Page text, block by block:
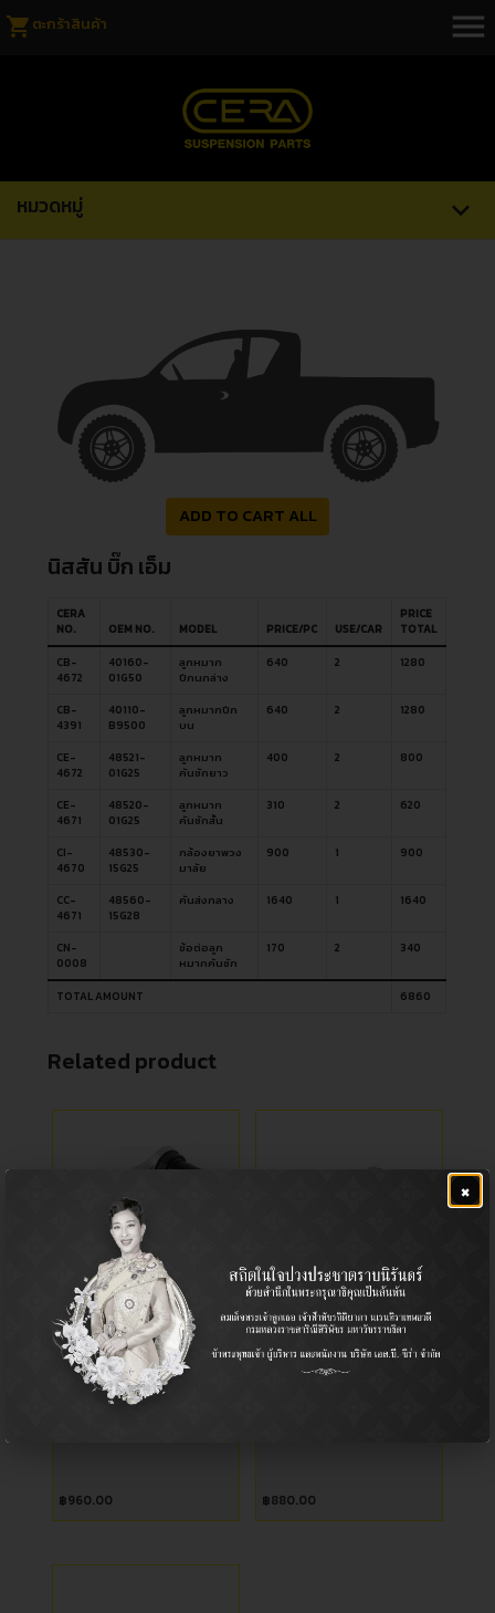
shopping_cart ตะกร้าสินค้า menu
หมวดหมู่ expand_more
ADD TO CART ALL
นิสสัน บิ๊ก เอ็ม
CERA
NO.
OEM NO. MODEL PRICE/PC USE/CAR
PRICE
TOTAL
CB-
4672
40160-
01G50
ลูกหมาก
ปีกนกล่าง
640 2 1280
CB-
4391
40110-
B9500
ลูกหมากปีก
บน
640 2 1280
CE-
4672
48521-
01G25
ลูกหมาก
คันชักยาว
400 2 800
CE-
4671
48520-
01G25
ลูกหมาก
คันชักสั้น
310 2 620
CI-
4670
48530-
15G25
กล้องยาพวง
มาลัย
900 1 900
CC-
4671
48560-
15G28
คันส่งกลาง 1640 1 1640
CN-
0008
ข้อต่อลูก
หมากคันชัก
170 2 340
TOTAL AMOUNT 6860
Related product
กล้องยาพวงมาลัย
Idler Arm / กล้องยาพวงมาลัย
฿960.00
ลูกหมากปีกนกบนหลัง
Ball Joint (Upper) / ลูกหมาก
฿880.00
×